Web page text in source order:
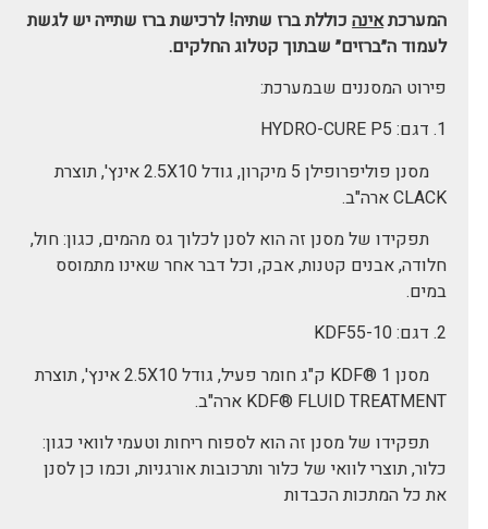
המערכתאינהכוללת ברז שתיה! לרכישת ברז שתייה יש לגשת
לעמוד ה״ברזים״ שבתוך קטלוג החלקים.
פירוט המסננים שבמערכת:
1. דגם: HYDRO-CURE P5
מסנן פוליפרופילן 5 מיקרון, גודל 2.5X10 אינץ', תוצרת
CLACK ארה"ב.
תפקידו של מסנן זה הוא לסנן לכלוך גס מהמים, כגון: חול,
חלודה, אבנים קטנות, אבק, וכל דבר אחר שאינו מתמוסס
במים.
2. דגם: KDF55-10
מסנן KDF® 1 ק"ג חומר פעיל, גודל 2.5X10 אינץ', תוצרת
KDF® FLUID TREATMENT ארה"ב.
תפקידו של מסנן זה הוא לספוח ריחות וטעמי לוואי כגון:
כלור, תוצרי לוואי של כלור ותרכובות אורגניות, וכמו כן לסנן
את כל המתכות הכבדות